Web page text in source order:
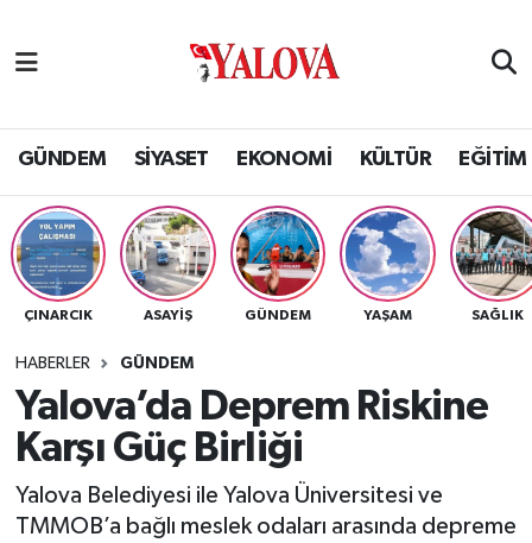
GÜNDEM SİYASET EKONOMİ KÜLTÜR EĞİTİM
ÇINARCIK ASAYİŞ GÜNDEM YAŞAM SAĞLIK
HABERLER GÜNDEM
Yalova’da Deprem Riskine
Karşı Güç Birliği
Yalova Belediyesi ile Yalova Üniversitesi ve
TMMOB’a bağlı meslek odaları arasında depreme
SİYASET
EKONOMİ
KÜLTÜR
BİLİM VE TEKNOLOJİ
ASAYİŞ
SAĞLIK
Yalova Nöbetçi Eczaneler
Yalova Hava Durumu
Yalova Namaz Vakitleri
Yalova Trafik Yoğunluk Haritası
Tüm Manşetler
Son Dakika Haberleri
Haber Arşivi